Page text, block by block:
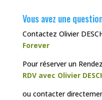
Vous avez une
Contactez Olivier
Forever
Pour réserver un
RDV avec Olivier
ou contacter